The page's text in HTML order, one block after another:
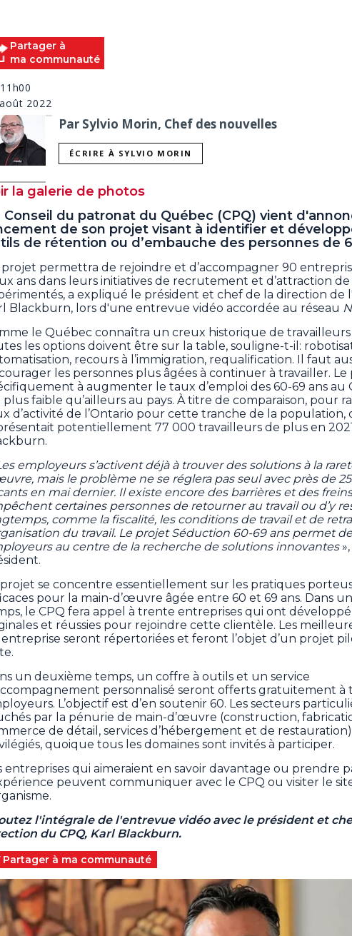
Partager à
ma communauté
11h00
2022
Par Sylvio Morin, Chef des nouvelles
ÉCRIRE À SYLVIO MORIN
la galerie de photos
Conseil du patronat du Québec (CPQ) vient
de son projet visant à identifier et
de rétention ou d’embauche des personnes de
projet permettra de rejoindre et d’accompagner 90
ans dans leurs initiatives de recrutement et d’attraction
a expliqué le président et chef de la direction de
Blackburn, lors d'une entrevue vidéo accordée au réseau
le Québec connaîtra un creux historique de
les options doivent être sur la table, souligne-t-il:
recours à l’immigration, requalification. Il faut
les personnes plus âgées à continuer à travailler. Le
à augmenter le taux d’emploi des 60-69 ans au
plus faible qu’ailleurs au pays. À titre de comparaison, pour
d’activité de l’Ontario pour cette tranche de la population,
potentiellement 77 000 travailleurs de plus en
employeurs s’activent déjà à trouver des solutions à la
mais le problème ne se réglera pas seul avec près de
en mai dernier. Il existe encore des barrières et des
certaines personnes de retourner au travail ou d’y
comme la fiscalité, les conditions de travail et de
du travail. Le projet Séduction 60-69 ans permet
au centre de la recherche de solutions innovantes»,
projet se concentre essentiellement sur les pratiques
pour la main-d’œuvre âgée entre 60 et 69 ans. Dans
le CPQ fera appel à trente entreprises qui ont développé
et réussies pour rejoindre cette clientèle. Les
seront répertoriées et feront l’objet d’un projet
un deuxième temps, un coffre à outils et un service
personnalisé seront offerts gratuitement à
L’objectif est d’en soutenir 60. Les secteurs
par la pénurie de main-d’œuvre (construction,
de détail, services d’hébergement et de
quoique tous les domaines sont invités à participer.
entreprises qui aimeraient en savoir davantage ou prendre
peuvent communiquer avec le CPQ ou visiter le
l'intégrale de l'entrevue vidéo avec le président et
du CPQ, Karl Blackburn.
Partager à ma communauté